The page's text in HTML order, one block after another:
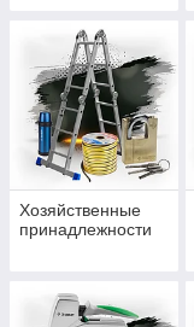
Хозяйственные
принадлежности